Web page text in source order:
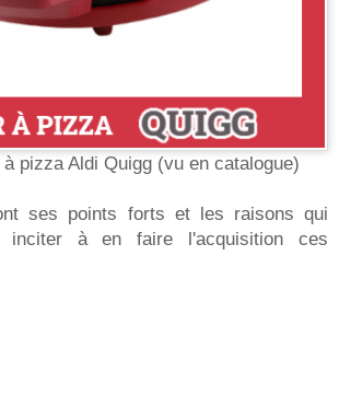
pizza Aldi Quigg (vu en catalogue)
ses points forts et les raisons qui
inciter à en faire l'acquisition ces